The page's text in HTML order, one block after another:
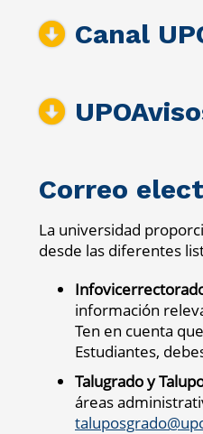
Canal
Correo
La universidad
desde las diferentes
información
Ten en cuenta
Estudiantes,
Talugrado y
áreas